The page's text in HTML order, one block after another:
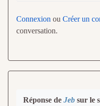
Connexion ou Créer un
conversation.
Réponse de Jeb sur le